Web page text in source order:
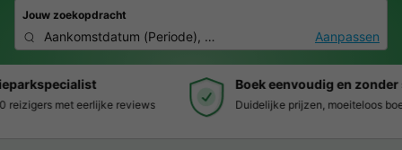
Jouw zoekopdracht
Aankomstdatum (Periode), 2 personen, 0 huisdierAanpassen
Boek eenvoudig en zonder stress
Duidelijke prijzen, moeiteloos boeken en veilige betaalomgeving